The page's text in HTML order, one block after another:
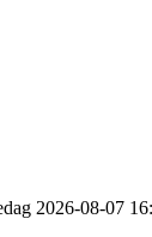
2026-08-07